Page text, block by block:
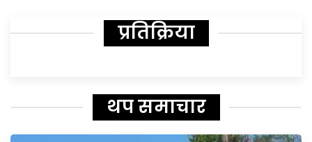
प्रतिक्रिया
थप समाचार